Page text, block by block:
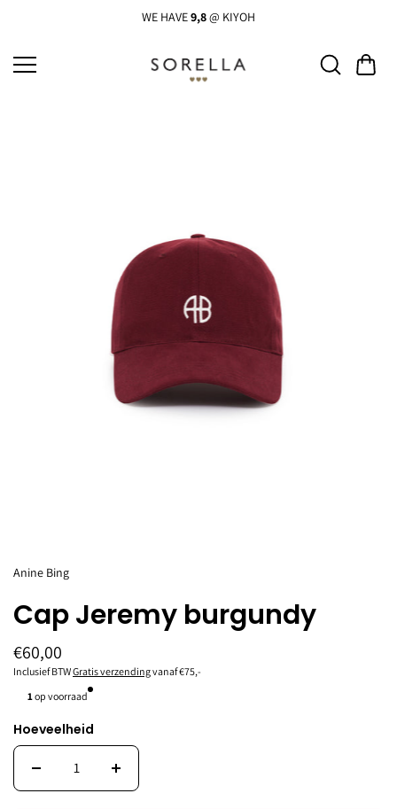
WE HAVE9,8@ KIYOH
Anine Bing
Cap Jeremy burgundy
€60,00
Inclusief BTWGratis verzendingvanaf €75,-
1op voorraad
Hoeveelheid